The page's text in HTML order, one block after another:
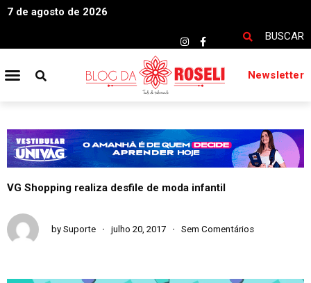
7 de agosto de 2026
BUSCAR
Newsletter
VG Shopping realiza desfile de moda infantil
by Suporte julho 20, 2017 Sem Comentários